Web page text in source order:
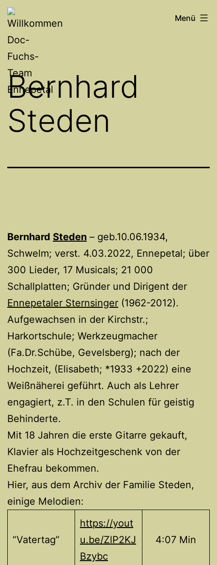
Zum
Inhalt
springen
Willkommen
Doc-
Fuchs-
Team
Ennepetal
Menü
Bernhard
Steden
Bernhard Steden – geb.10.06.1934,
Schwelm; verst. 4.03.2022, Ennepetal; über
300 Lieder, 17 Musicals; 21 000
Schallplatten; Gründer und Dirigent der
Ennepetaler Sternsinger (1962-2012).
Aufgewachsen in der Kirchstr.;
Harkortschule; Werkzeugmacher
(Fa.Dr.Schübe, Gevelsberg); nach der
Hochzeit, (Elisabeth; *1933 +2022) eine
Weißnäherei geführt. Auch als Lehrer
engagiert, z.T. in den Schulen für geistig
Behinderte.
Mit 18 Jahren die erste Gitarre gekauft,
Klavier als Hochzeitgeschenk von der
Ehefrau bekommen.
Hier, aus dem Archiv der Familie Steden,
einige Melodien:
“Vatertag”
https://yout
u.be/ZlP2KJ
Bzybc
4:07 Min